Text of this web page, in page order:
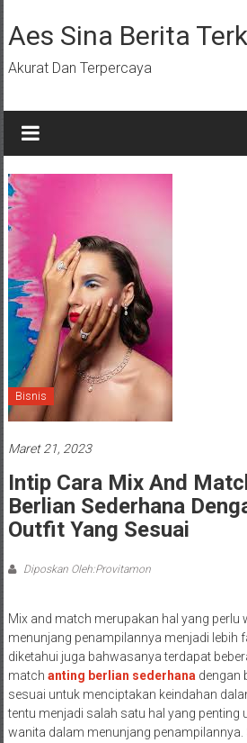
ke
konten
Aes Sina Berita
Akurat Dan Terpercaya
Bisnis
Maret 21, 2023
Intip Cara Mix And
Berlian Sederhana
Outfit Yang Sesuai
Diposkan Oleh:Provitamon
Mix and match merupakan hal yang perlu
menunjang penampilannya menjadi lebih
diketahui juga bahwasanya terdapat
match anting berlian sederhana dengan
sesuai untuk menciptakan keindahan
tentu menjadi salah satu hal yang penting
wanita dalam menunjang